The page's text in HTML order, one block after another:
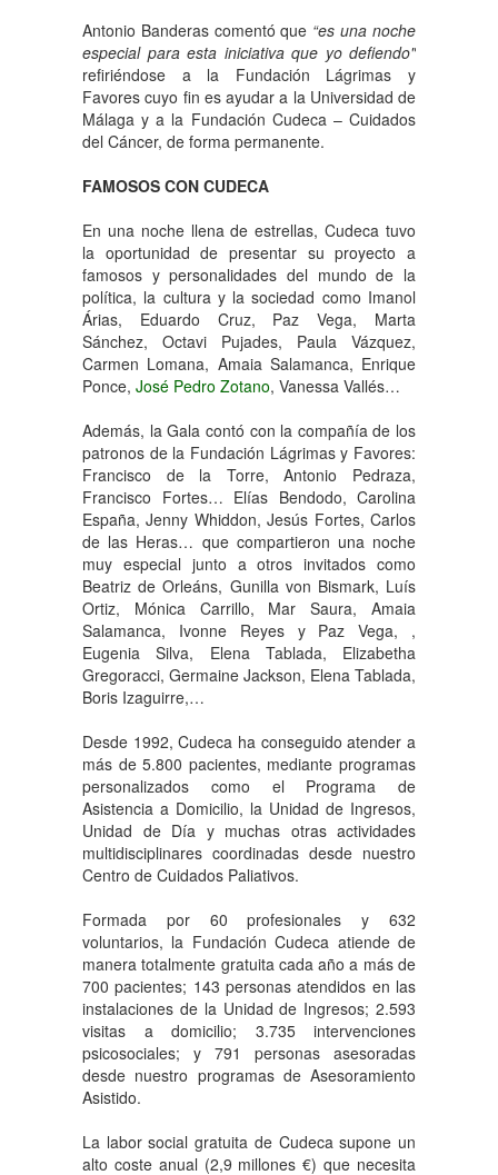
Antonio Banderas comentó que “es una noche
especial para esta iniciativa que yo defiendo"
refiriéndose a la Fundación Lágrimas y
Favores cuyo fin es ayudar a la Universidad de
Málaga y a la Fundación Cudeca – Cuidados
del Cáncer, de forma permanente.
FAMOSOS CON CUDECA
En una noche llena de estrellas, Cudeca tuvo
la oportunidad de presentar su proyecto a
famosos y personalidades del mundo de la
política, la cultura y la sociedad como Imanol
Árias, Eduardo Cruz, Paz Vega, Marta
Sánchez, Octavi Pujades, Paula Vázquez,
Carmen Lomana, Amaia Salamanca, Enrique
Ponce, José Pedro Zotano, Vanessa Vallés…
Además, la Gala contó con la compañía de los
patronos de la Fundación Lágrimas y Favores:
Francisco de la Torre, Antonio Pedraza,
Francisco Fortes… Elías Bendodo, Carolina
España, Jenny Whiddon, Jesús Fortes, Carlos
de las Heras… que compartieron una noche
muy especial junto a otros invitados como
Beatriz de Orleáns, Gunilla von Bismark, Luís
Ortiz, Mónica Carrillo, Mar Saura, Amaia
Salamanca, Ivonne Reyes y Paz Vega, ,
Eugenia Silva, Elena Tablada, Elizabetha
Gregoracci, Germaine Jackson, Elena Tablada,
Boris Izaguirre,…
Desde 1992, Cudeca ha conseguido atender a
más de 5.800 pacientes, mediante programas
personalizados como el Programa de
Asistencia a Domicilio, la Unidad de Ingresos,
Unidad de Día y muchas otras actividades
multidisciplinares coordinadas desde nuestro
Centro de Cuidados Paliativos.
Formada por 60 profesionales y 632
voluntarios, la Fundación Cudeca atiende de
manera totalmente gratuita cada año a más de
700 pacientes; 143 personas atendidos en las
instalaciones de la Unidad de Ingresos; 2.593
visitas a domicilio; 3.735 intervenciones
psicosociales; y 791 personas asesoradas
desde nuestro programas de Asesoramiento
Asistido.
La labor social gratuita de Cudeca supone un
alto coste anual (2,9 millones €) que necesita